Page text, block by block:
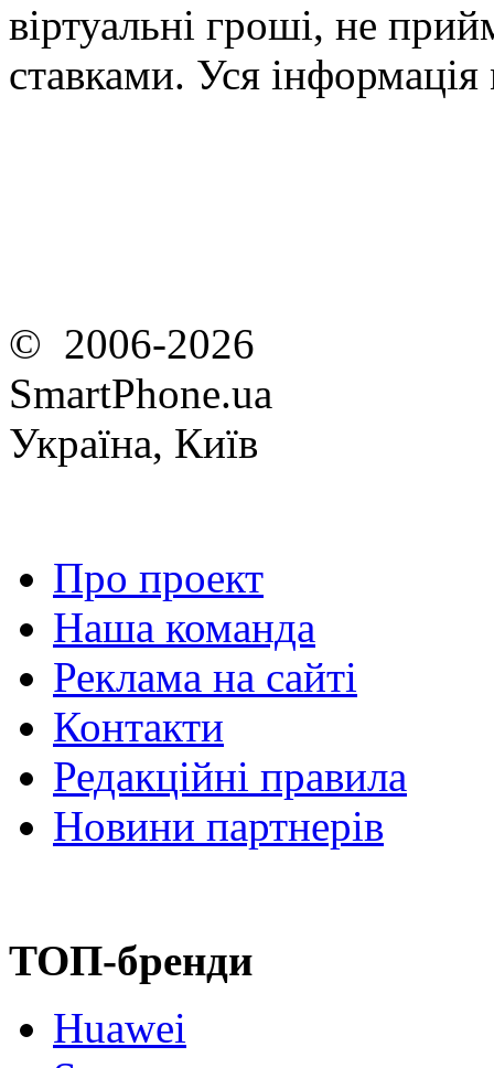
віртуальні гроші, не
ставками. Уся
© 2006-2026
SmartPhone.ua
Україна, Київ
Про проект
Наша команда
Реклама на сайті
Контакти
Редакційні правила
Новини партнерів
ТОП-бренди
Huawei